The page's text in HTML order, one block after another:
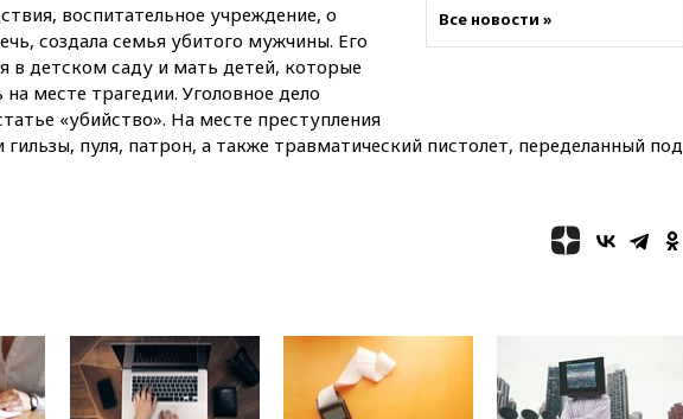
X о миграционном кризисе в
Сеуте набрал миллион
означает прекращения
Семь грузовых
вагонов сошли с рельсов в
вчера, 22:15
Аксаков: ЦБ
согласовал первый стандарт
Все новости »
воспитательное учреждение, о
создала семья убитого мужчины. Его
в детском саду и мать детей, которые
на месте трагедии. Уголовное дело
«убийство». На месте преступления
пуля, патрон, а также травматический пистолет, переделанный под